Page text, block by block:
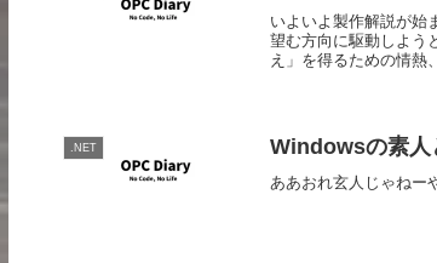
いよいよ製作解説が始
望む方向に駆動しよう
え」を得るための情熱
.NET Windowsの素人
ああおれ玄人じゃねー